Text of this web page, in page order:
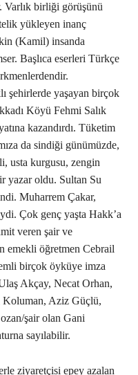
Varlık birliği görüşünü
yükleyen inanç
(Kamil) insanda
Başlıca eserleri Türkçe
şehirlerde yaşayan birçok
Köyü Fehmi Salık
kazandırdı. Tüketim
da sindiği günümüzde,
usta kurgusu, zengin
yazar oldu. Sultan Su
Muharrem Çakar,
Çok genç yaşta Hakk’a
veren şair ve
emekli öğretmen Cebrail
birçok öyküye imza
Akçay, Necat Orhan,
Aziz Güçlü,
şair olan Gani
sayılabilir.
ziyaretçisi epey azalan